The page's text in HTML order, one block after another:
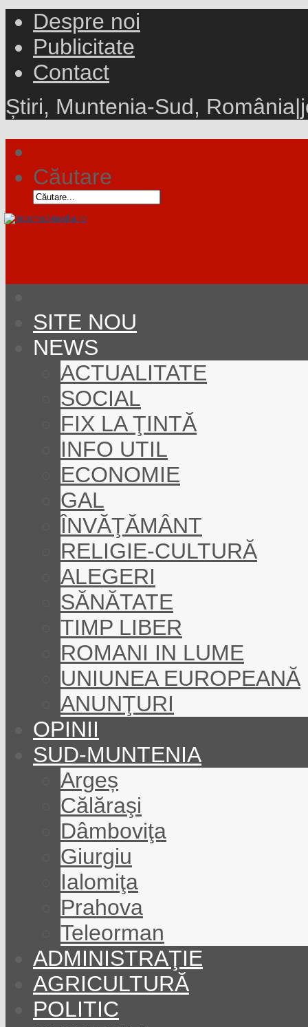
Despre noi
Publicitate
Contact
Știri, Muntenia-Sud, România|
Căutare
SITE NOU
NEWS
ACTUALITATE
SOCIAL
FIX LA ŢINTĂ
INFO UTIL
ECONOMIE
GAL
ÎNVĂŢĂMÂNT
RELIGIE-CULTURĂ
ALEGERI
SĂNĂTATE
TIMP LIBER
ROMANI IN LUME
UNIUNEA EUROPEANĂ
ANUNŢURI
OPINII
SUD-MUNTENIA
Argeș
Călăraşi
Dâmboviţa
Giurgiu
Ialomiţa
Prahova
Teleorman
ADMINISTRAŢIE
AGRICULTURĂ
POLITIC